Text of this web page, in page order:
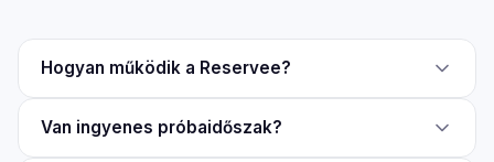
Hogyan működik a Reservee?
Van ingyenes próbaidőszak?